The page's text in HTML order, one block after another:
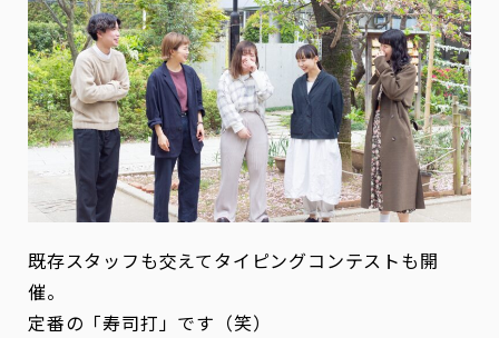
既存スタッフも交えてタイピングコンテストも開
催。
定番の「寿司打」です（笑）